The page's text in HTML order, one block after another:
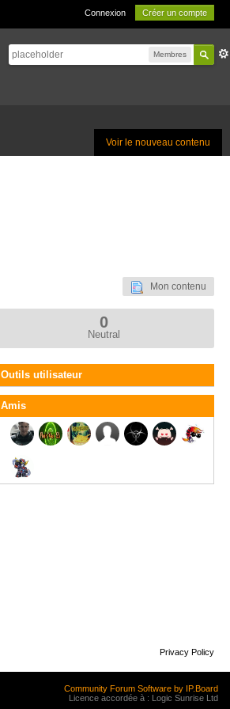
Connexion Créer un compte
Membres
Voir le nouveau contenu
Mon contenu
0
Neutral
Outils utilisateur
Amis
Privacy Policy
Community Forum Software by IP.Board
Licence accordée à : Logic Sunrise Ltd